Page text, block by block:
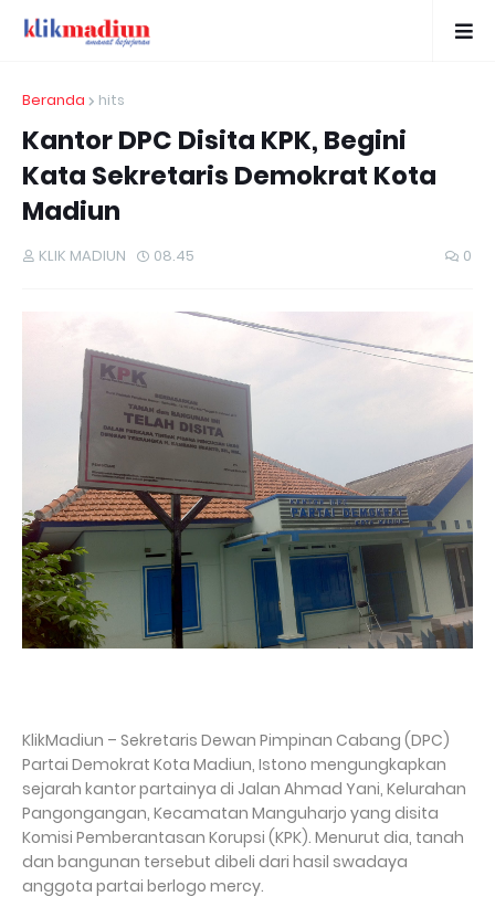
Beranda hits
Kantor DPC Disita KPK, Begini
Kata Sekretaris Demokrat Kota
Madiun
KLIK MADIUN 08.45 0
KlikMadiun – Sekretaris Dewan Pimpinan Cabang (DPC)
Partai Demokrat Kota Madiun, Istono mengungkapkan
sejarah kantor partainya di Jalan Ahmad Yani, Kelurahan
Pangongangan, Kecamatan Manguharjo yang disita
Komisi Pemberantasan Korupsi (KPK). Menurut dia, tanah
dan bangunan tersebut dibeli dari hasil swadaya
anggota partai berlogo mercy.